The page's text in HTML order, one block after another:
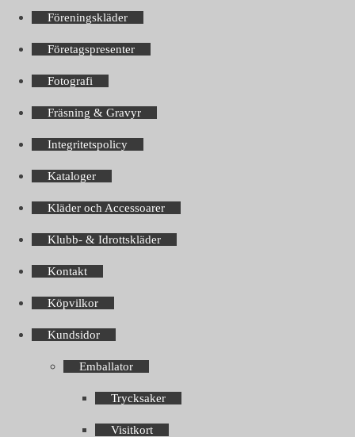
Föreningskläder
Företagspresenter
Fotografi
Fräsning & Gravyr
Integritetspolicy
Kataloger
Kläder och Accessoarer
Klubb- & Idrottskläder
Kontakt
Köpvilkor
Kundsidor
Emballator
Trycksaker
Visitkort